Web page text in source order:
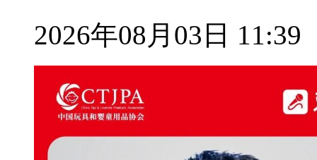
2026年08月03日 11:39